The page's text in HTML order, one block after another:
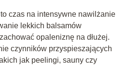
czas na intensywne nawilżanie
lekkich balsamów
opaleniznę na dłużej.
czynników przyspieszających
jak peelingi, sauny czy